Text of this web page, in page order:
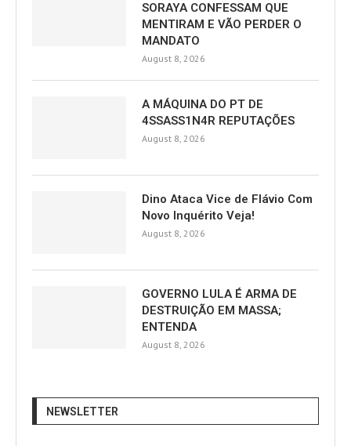
SORAYA CONFESSAM QUE
MENTIRAM E VÃO PERDER O
MANDATO
August 8, 2026
A MÁQUINA DO PT DE
4SSASS1N4R REPUTAÇÕES
August 8, 2026
Dino Ataca Vice de Flávio Com
Novo Inquérito Veja!
August 8, 2026
GOVERNO LULA É ARMA DE
DESTRUIÇÃO EM MASSA;
ENTENDA
August 8, 2026
NEWSLETTER